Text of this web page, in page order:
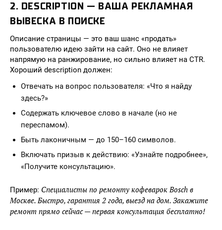
2. DESCRIPTION — ВАША РЕКЛАМНАЯ
ВЫВЕСКА В ПОИСКЕ
Описание страницы — это ваш шанс «продать»
пользователю идею зайти на сайт. Оно не влияет
напрямую на ранжирование, но сильно влияет на CTR.
Хороший description должен:
Отвечать на вопрос пользователя: «Что я найду
здесь?»
Содержать ключевое слово в начале (но не
переспамом).
Быть лаконичным — до 150–160 символов.
Включать призыв к действию: «Узнайте подробнее»,
«Получите консультацию».
Пример: Специалисты по ремонту кофеварок Bosch в
Москве. Быстро, гарантия 2 года, выезд на дом. Закажите
ремонт прямо сейчас — первая консультация бесплатно!